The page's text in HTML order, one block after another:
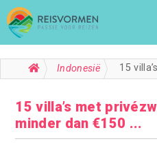
Indonesië
15 villa’s met
minder dan €150 ...